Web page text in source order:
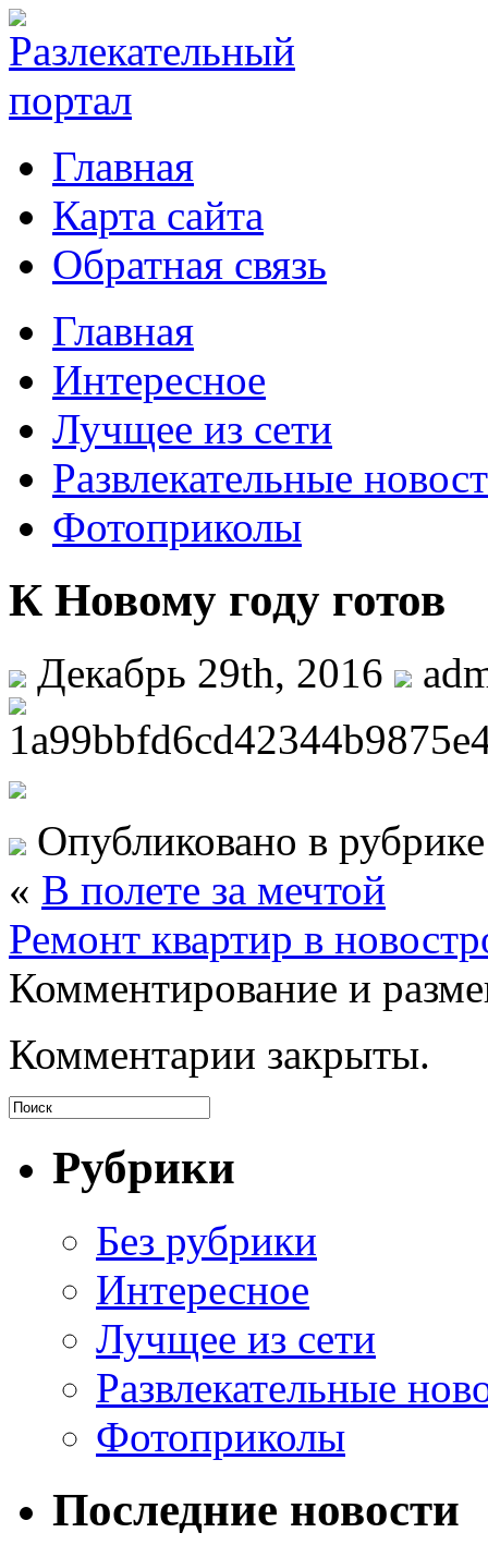
Главная
Карта сайта
Обратная связь
Главная
Интересное
Лучщее из сети
Развлекательные
Фотоприколы
К Новому году готов
Декабрь 29th, 2016
Опубликовано в
« В полете за мечтой
Ремонт квартир в
Комментирование и
Комментарии закрыты.
Рубрики
Без рубрики
Интересное
Лучщее из сети
Развлекательные
Фотоприколы
Последние новости